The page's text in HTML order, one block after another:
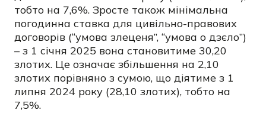
тобто на 7,6%. Зросте також мінімальна
погодинна ставка для цивільно-правових
договорів (“умова злеценя”, “умова о дзєло”)
– з 1 січня 2025 вона становитиме 30,20
злотих. Це означає збільшення на 2,10
злотих порівняно з сумою, що діятиме з 1
липня 2024 року (28,10 злотих), тобто на
7,5%.